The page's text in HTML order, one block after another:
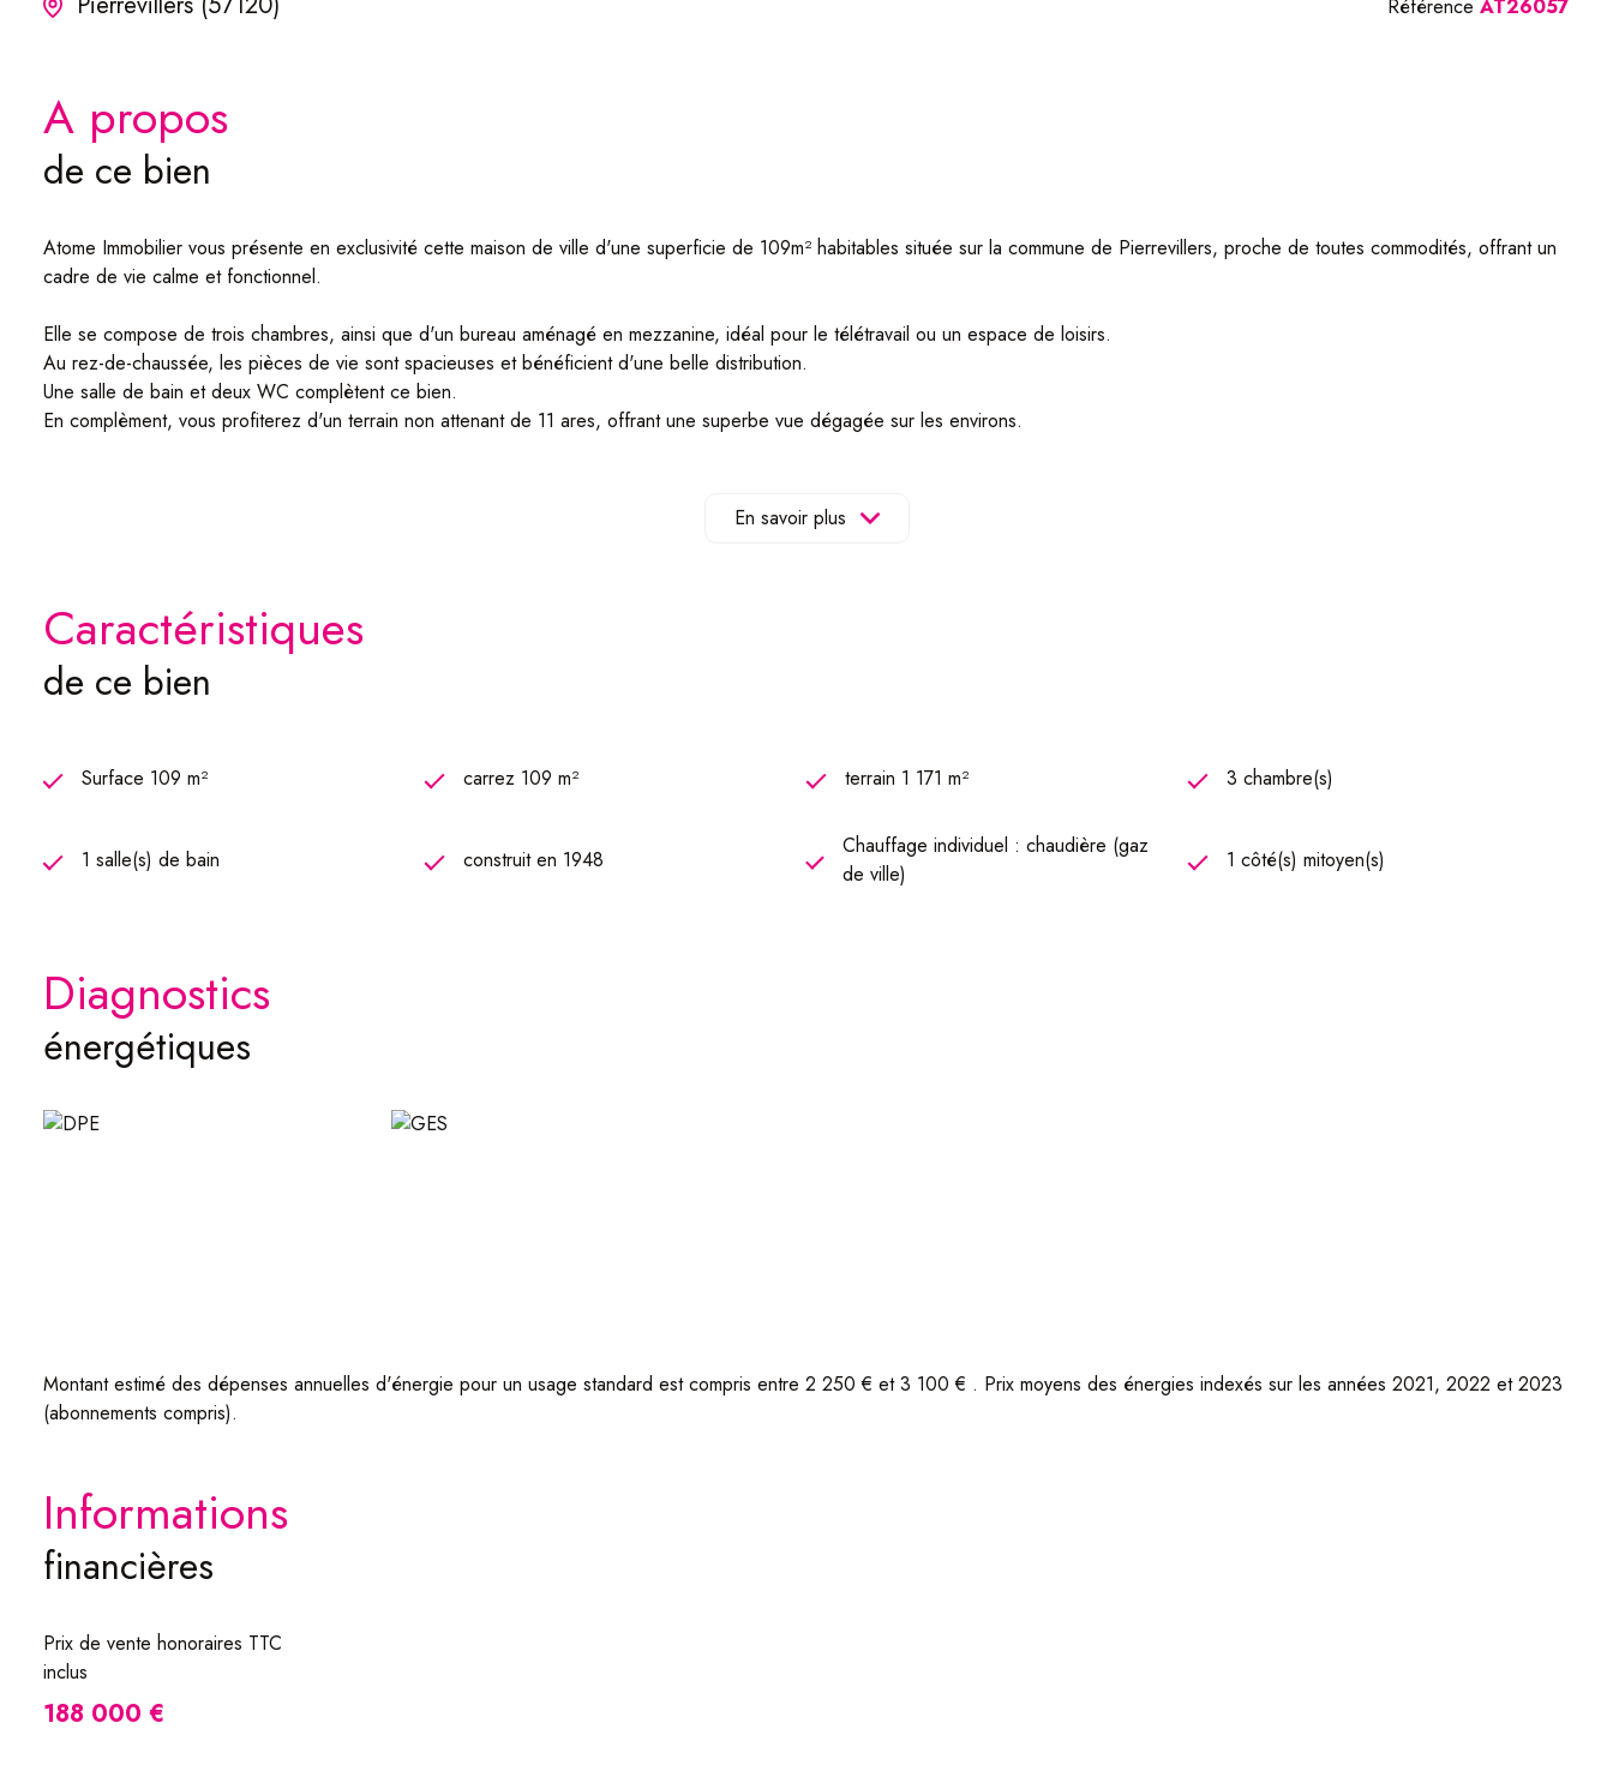
Référence AT26057
a propos
de ce bien
Atome Immobilier vous présente en exclusivité cette maison de ville d'une superficie de 109m² habitables située sur la commune de Pierrevillers, proche de toutes commodités, offrant un
cadre de vie calme et fonctionnel.
Elle se compose de trois chambres, ainsi que d'un bureau aménagé en mezzanine, idéal pour le télétravail ou un espace de loisirs.
Au rez-de-chaussée, les pièces de vie sont spacieuses et bénéficient d'une belle distribution.
Une salle de bain et deux WC complètent ce bien.
En complèment, vous profiterez d'un terrain non attenant de 11 ares, offrant une superbe vue dégagée sur les environs.
Quelques finitions de peinture restent à prévoir, laissant la possibilité aux futurs propriétaires d'apporter leur touche personnelle.
En complément, un garage situé à une centaine de mètres de la maison peut également être cédé avec le bien.
En savoir plus
caractéristiques
de ce bien
Surface 109 m² carrez 109 m² terrain 1 171 m² 3 chambre(s)
1 salle(s) de bain construit en 1948
Chauffage individuel : chaudière (gaz
de ville)
1 côté(s) mitoyen(s)
diagnostics
énergétiques
Montant estimé des dépenses annuelles d'énergie pour un usage standard est compris entre 2 250 € et 3 100 € . Prix moyens des énergies indexés sur les années 2021, 2022 et 2023
(abonnements compris).
informations
financières
Prix de vente honoraires TTC
inclus
188 000 €